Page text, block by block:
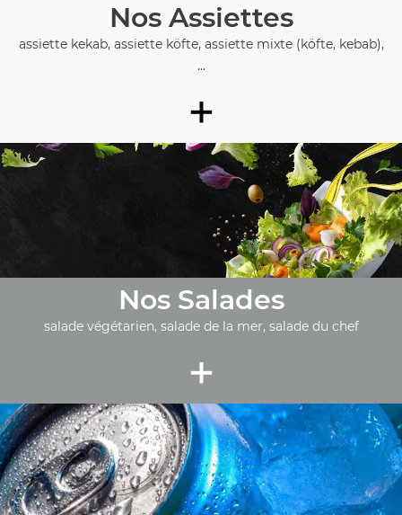
Nos Assiettes
assiette kekab, assiette köfte, assiette mixte (köfte, kebab),
...
+
Nos Salades
salade végétarien, salade de la mer, salade du chef
+